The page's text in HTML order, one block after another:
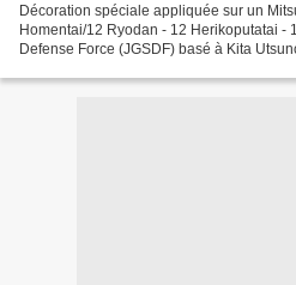
Décoration spéciale appliquée sur un
Homentai/12 Ryodan - 12 Herikoputatai -
Defense Force (JGSDF) basé à Kita